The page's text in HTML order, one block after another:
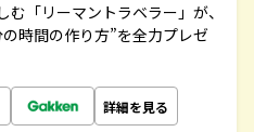
「リーマントラベラー」が、
時間の作り方”を全力プレゼ
詳細を見る